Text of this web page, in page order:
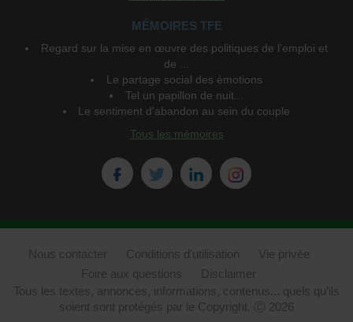
MÉMOIRES TFE
Regard sur la mise en œuvre des politiques de l’emploi et
de ...
Le partage social des émotions
Tel un papillon de nuit...
Le sentiment d'abandon au sein du couple
Tous les mémoires
Nous contacter Conditions d'utilisation
Vie privée
Foire aux questions
Disclaimer
Tous les textes, annonces, informations, contenus... quels qu’ils
soient sont protégés par le Copyright. Ⓒ 2026